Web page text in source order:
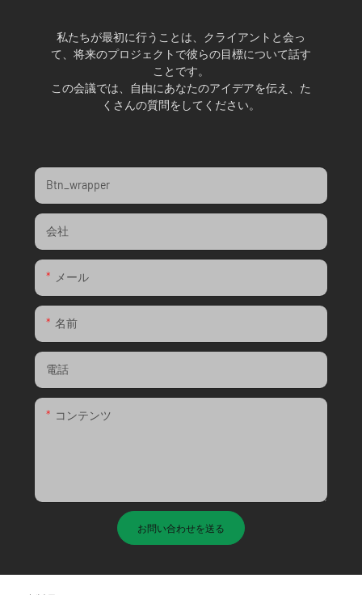
私たちが最初に行うことは、クライアントと会っ
て、将来のプロジェクトで彼らの目標について話す
ことです。
この会議では、自由にあなたのアイデアを伝え、た
くさんの質問をしてください。
Btn_wrapper
会社
メール
名前
電話
コンテンツ
お問い合わせを送る